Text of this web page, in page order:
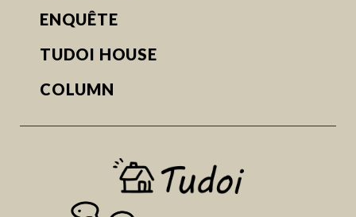
ENQUÊTE
TUDOI HOUSE
COLUMN